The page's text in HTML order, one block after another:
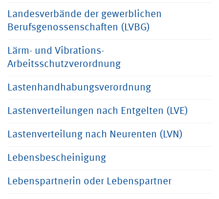
Landesverbände der gewerblichen
Berufsgenossenschaften (LVBG)
Lärm- und Vibrations-
Arbeitsschutzverordnung
Lastenhandhabungsverordnung
Lastenverteilungen nach Entgelten (LVE)
Lastenverteilung nach Neurenten (LVN)
Lebensbescheinigung
Lebenspartnerin oder Lebenspartner